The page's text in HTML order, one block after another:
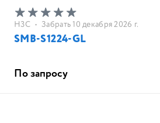
H3C • Забрать 10 декабря 2026 г.
SMB-S1224-GL
По запросу